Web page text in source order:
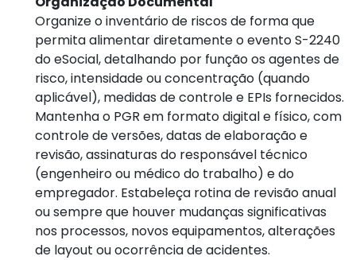
Organize o inventário de riscos de forma que
permita alimentar diretamente o evento S-2240
do eSocial, detalhando por função os agentes de
risco, intensidade ou concentração (quando
aplicável), medidas de controle e EPIs fornecidos.
Mantenha o PGR em formato digital e físico, com
controle de versões, datas de elaboração e
revisão, assinaturas do responsável técnico
(engenheiro ou médico do trabalho) e do
empregador. Estabeleça rotina de revisão anual
ou sempre que houver mudanças significativas
nos processos, novos equipamentos, alterações
de layout ou ocorrência de acidentes.